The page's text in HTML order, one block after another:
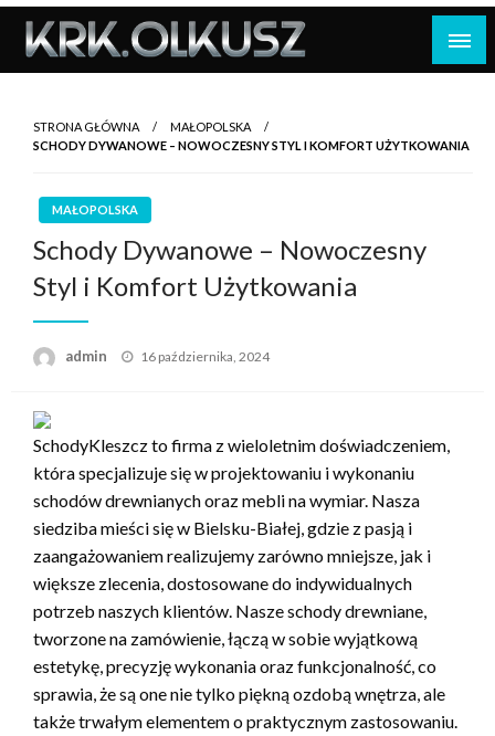
Skip
content
STRONA GŁÓWNA
MAŁOPOLSKA
SCHODY DYWANOWE – NOWOCZESNY STYL I KOMFORT UŻYTKOWANIA
MAŁOPOLSKA
Schody Dywanowe – Nowoczesny
Styl i Komfort Użytkowania
admin
Opublikowane
16 października, 2024
SchodyKleszcz to firma z wieloletnim doświadczeniem,
która specjalizuje się w projektowaniu i wykonaniu
schodów drewnianych oraz mebli na wymiar. Nasza
siedziba mieści się w Bielsku-Białej, gdzie z pasją i
zaangażowaniem realizujemy zarówno mniejsze, jak i
większe zlecenia, dostosowane do indywidualnych
potrzeb naszych klientów. Nasze schody drewniane,
tworzone na zamówienie, łączą w sobie wyjątkową
estetykę, precyzję wykonania oraz funkcjonalność, co
sprawia, że są one nie tylko piękną ozdobą wnętrza, ale
także trwałym elementem o praktycznym zastosowaniu.